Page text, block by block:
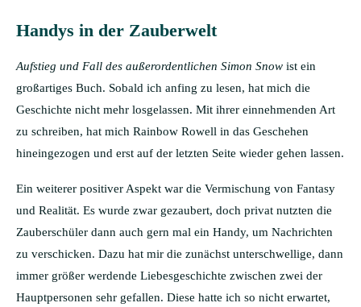
Handys in der Zauberwelt
Aufstieg und Fall des außerordentlichen Simon Snow ist ein
großartiges Buch. Sobald ich anfing zu lesen, hat mich die
Geschichte nicht mehr losgelassen. Mit ihrer einnehmenden Art
zu schreiben, hat mich Rainbow Rowell in das Geschehen
hineingezogen und erst auf der letzten Seite wieder gehen lassen.
Ein weiterer positiver Aspekt war die Vermischung von Fantasy
und Realität. Es wurde zwar gezaubert, doch privat nutzten die
Zauberschüler dann auch gern mal ein Handy, um Nachrichten
zu verschicken. Dazu hat mir die zunächst unterschwellige, dann
immer größer werdende Liebesgeschichte zwischen zwei der
Hauptpersonen sehr gefallen. Diese hatte ich so nicht erwartet,